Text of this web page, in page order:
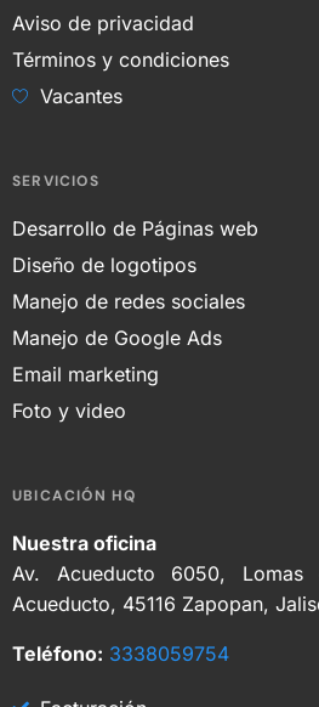
Aviso de privacidad
Términos y condiciones
Vacantes
SERVICIOS
Desarrollo de Páginas web
Diseño de logotipos
Manejo de redes sociales
Manejo de Google Ads
Email marketing
Foto y video
UBICACIÓN HQ
Nuestra oficina
Av. Acueducto 6050, Lomas
Acueducto, 45116 Zapopan,
Teléfono: 3338059754